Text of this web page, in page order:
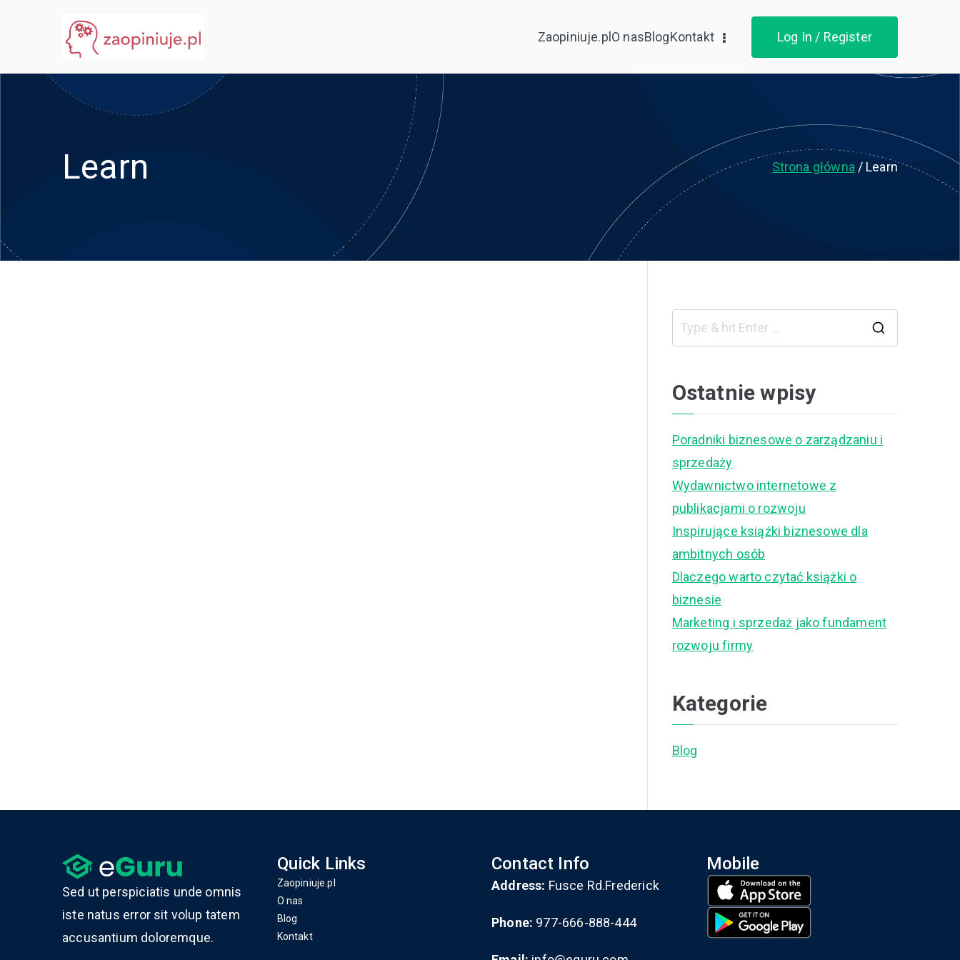
Zaopiniuje.plO nasBlogKontakt Log In / Register
Learn Strona główna Learn
Ostatnie wpisy
Poradniki biznesowe o zarządzaniu i
sprzedaży
Wydawnictwo internetowe z
publikacjami o rozwoju
Inspirujące książki biznesowe dla
ambitnych osób
Dlaczego warto czytać książki o
biznesie
Marketing i sprzedaż jako fundament
rozwoju firmy
Kategorie
Blog
Sed ut perspiciatis unde omnis
iste natus error sit volup tatem
accusantium doloremque.
Quick Links
Zaopiniuje.pl
O nas
Blog
Kontakt
Contact Info
Address: Fusce Rd.Frederick
Phone: 977-666-888-444
Mobile